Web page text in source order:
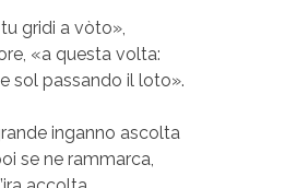
gridi a vòto»,
«a questa volta:
sol passando il loto».
inganno ascolta
se ne rammarca,